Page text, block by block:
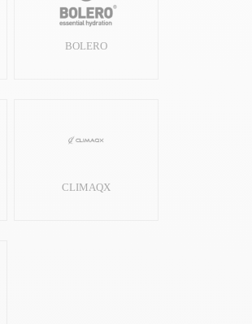
BOLERO
CLIMAQX